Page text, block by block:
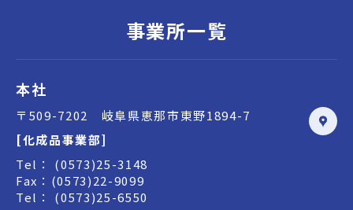
事業所一覧
本社
〒509-7202 岐阜県恵那市東野1894-7
[化成品事業部]
Tel： (0573)25-3148
Fax：(0573)22-9099
Tel： (0573)25-6550